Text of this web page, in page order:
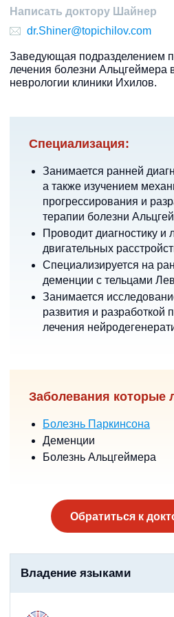
Написать доктору Шайнер
dr.Shiner@topichilov.com
Заведующая подразделением
лечения болезни Альцгеймера
неврологии клиники Ихилов.
Специализация:
Занимается ранней
а также изучением
прогрессирования и
терапии болезни
Проводит диагностику и
двигательных
Специализируется на
деменции с тельцами
Занимается
развития и разработкой
лечения
Заболевания которые
Болезнь Паркинсона
Деменции
Болезнь Альцгеймера
Обратиться к
Владение языками